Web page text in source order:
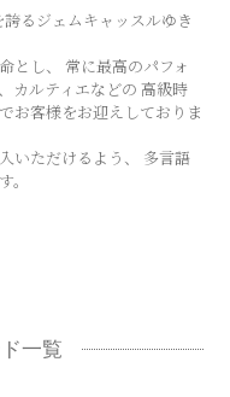
るジェムキャッスルゆき
とし、 常に最高のパフォ
カルティエなどの 高級時
お客様をお迎えしておりま
いただけるよう、 多言語
一覧